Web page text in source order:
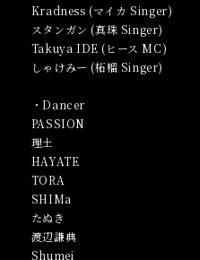
Kradness (マイカ Singer)
スタンガン (真珠 Singer)
Takuya IDE (ヒース MC)
しゃけみー (柘榴 Singer)
・Dancer
PASSION
理土
HAYATE
TORA
SHIMa
たぬき
渡辺謙典
Shumei